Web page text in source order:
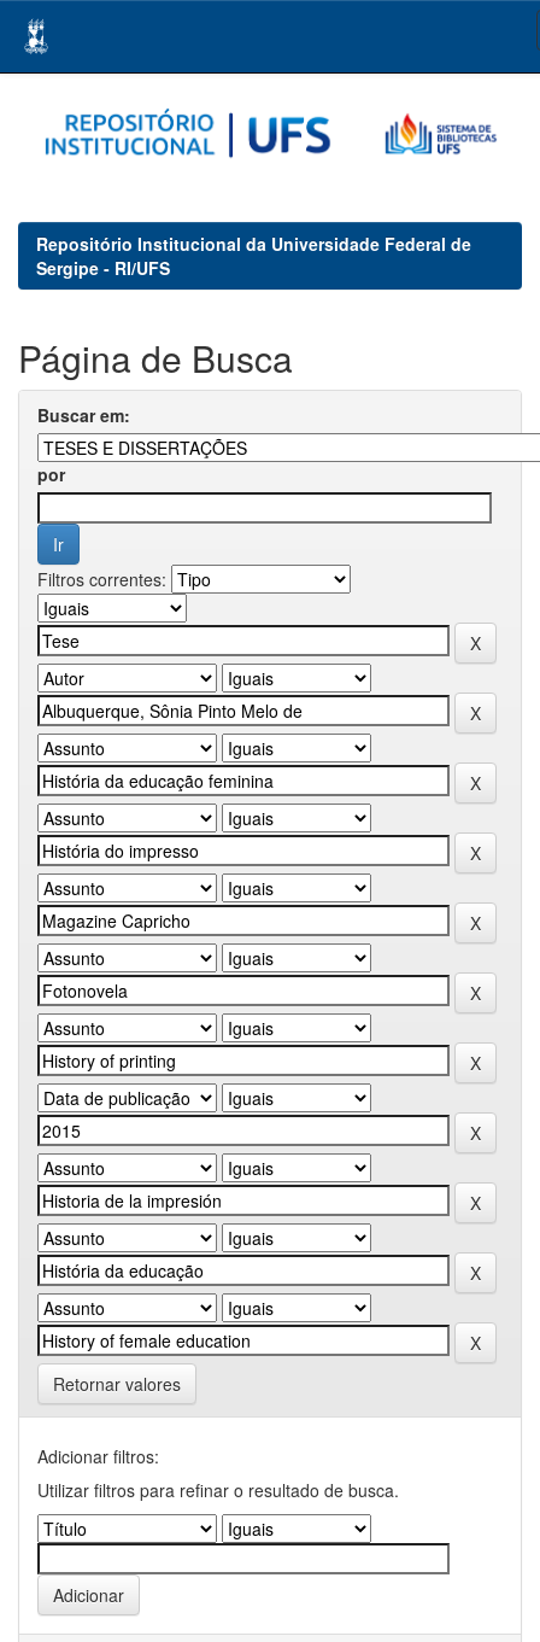
navigation
Repositório Institucional da Universidade Federal de
Sergipe - RI/UFS
Página de Busca
Buscar em:
por
Filtros correntes:
Retornar valores
Adicionar filtros:
Utilizar filtros para refinar o resultado de busca.